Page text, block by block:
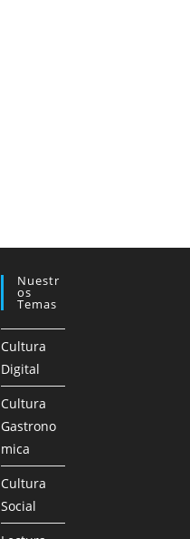
Nuestr
Os
Temas
Cultura
Digital
Cultura
Gastrono
mica
Cultura
Social